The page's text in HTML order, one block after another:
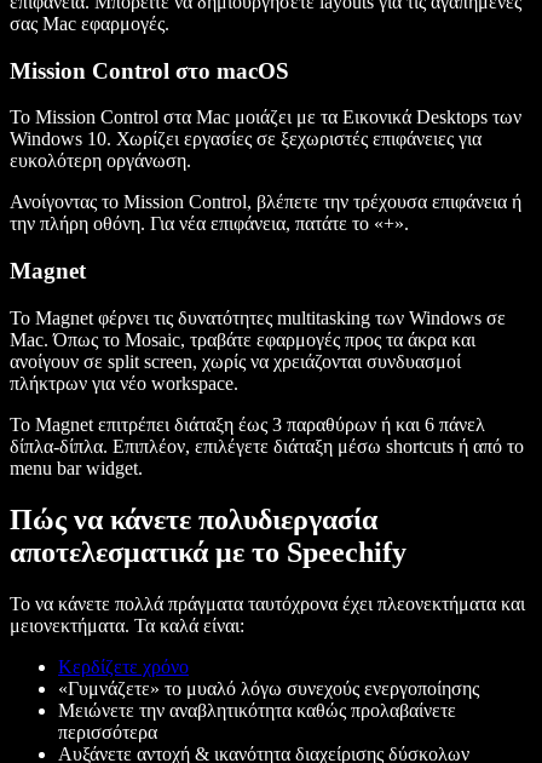
σας Mac εφαρμογές.
Mission Control στο macOS
Το Mission Control στα Mac μοιάζει με τα Εικονικά Desktops των
Windows 10. Χωρίζει εργασίες σε ξεχωριστές επιφάνειες για
ευκολότερη οργάνωση.
Ανοίγοντας το Mission Control, βλέπετε την τρέχουσα επιφάνεια ή
την πλήρη οθόνη. Για νέα επιφάνεια, πατάτε το «+».
Magnet
Το Magnet φέρνει τις δυνατότητες multitasking των Windows σε
Mac. Όπως το Mosaic, τραβάτε εφαρμογές προς τα άκρα και
ανοίγουν σε split screen, χωρίς να χρειάζονται συνδυασμοί
πλήκτρων για νέο workspace.
Το Magnet επιτρέπει διάταξη έως 3 παραθύρων ή και 6 πάνελ
δίπλα-δίπλα. Επιπλέον, επιλέγετε διάταξη μέσω shortcuts ή από το
menu bar widget.
Πώς να κάνετε πολυδιεργασία
αποτελεσματικά με το Speechify
Το να κάνετε πολλά πράγματα ταυτόχρονα έχει πλεονεκτήματα και
μειονεκτήματα. Τα καλά είναι:
Κερδίζετε χρόνο
«Γυμνάζετε» το μυαλό λόγω συνεχούς ενεργοποίησης
Μειώνετε την αναβλητικότητα καθώς προλαβαίνετε
περισσότερα
Αυξάνετε αντοχή & ικανότητα διαχείρισης δύσκολων